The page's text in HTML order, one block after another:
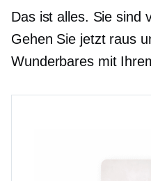
Das ist alles. Sie sind
Gehen Sie jetzt raus
Wunderbares mit